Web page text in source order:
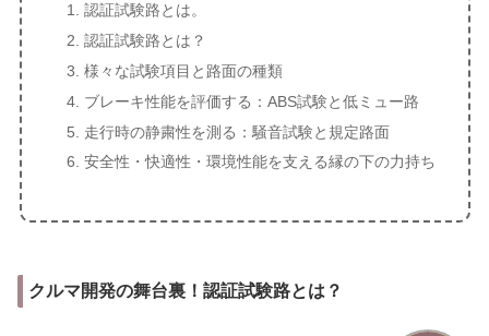
認証試験路とは。
認証試験路とは？
様々な試験項目と路面の種類
ブレーキ性能を評価する：ABS試験と低ミュー路
走行時の静粛性を測る：騒音試験と規定路面
安全性・快適性・環境性能を支える縁の下の力持ち
クルマ開発の舞台裏！認証試験路とは？